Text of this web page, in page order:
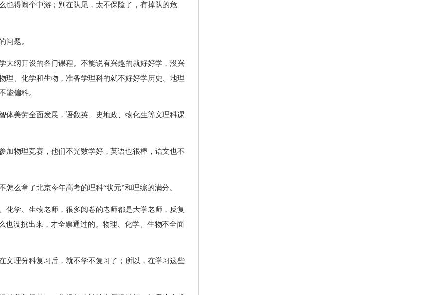
也得闹个中游；别在队尾，太不保险了，有掉队的危
问题。
大纲开设的各门课程。不能说有兴趣的就好好学，没兴
理、化学和生物，准备学理科的就不好好学历史、地理
能偏科。
体美劳全面发展，语数英、史地政、物化生等文理科课
加物理竞赛，他们不光数学好，英语也很棒，语文也不
么拿了北京今年高考的理科“状元”和理综的满分。
化学、生物老师，很多阅卷的老师都是大学老师，反复
也没挑出来，才全票通过的。物理、化学、生物不全面
文理分科复习后，就不学不复习了；所以，在学习这些